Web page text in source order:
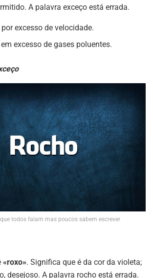
A palavra exceço está errada.
excesso de velocidade.
excesso de gases poluentes.
todos falam mas poucos sabem escrever
«roxo». Significa que é da cor da violeta;
desejoso. A palavra rocho está errada.